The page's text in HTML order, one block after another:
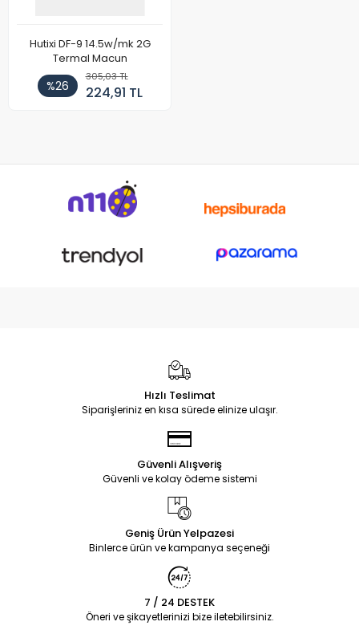
Hutixi DF-9 14.5w/mk 2G
Termal Macun
%26
305,03 TL
224,91 TL
Hızlı Teslimat
Siparişleriniz en kısa sürede elinize ulaşır.
Güvenli Alışveriş
Güvenli ve kolay ödeme sistemi
Geniş Ürün Yelpazesi
Binlerce ürün ve kampanya seçeneği
7 / 24 DESTEK
Öneri ve şikayetlerinizi bize iletebilirsiniz.